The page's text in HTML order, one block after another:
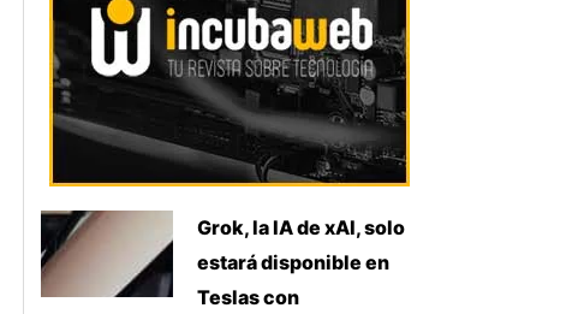
Grok, la IA de xAI, solo
estará disponible en
Teslas con